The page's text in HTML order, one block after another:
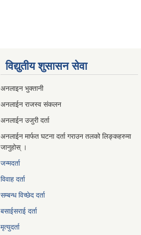
विद्युतीय शुसासन सेवा
अनलाइन भुक्तानी
अनलाईन राजस्व संकलन
अनलाईन उजुरी दर्ता
अनलाईन मार्फत घटना दर्ता गराउन तलको लिङ्कहरुमा
जानुहोस् ।
जन्मदर्ता
विवाह दर्ता
सम्बन्ध विच्छेद दर्ता
बसाईसराई दर्ता
मृत्युदर्ता